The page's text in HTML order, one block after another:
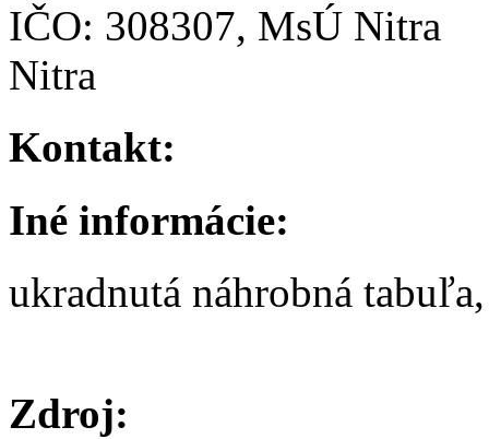
IČO: 308307, MsÚ Nitra
Nitra
Kontakt:
Iné informácie:
ukradnutá náhrobná
Zdroj: